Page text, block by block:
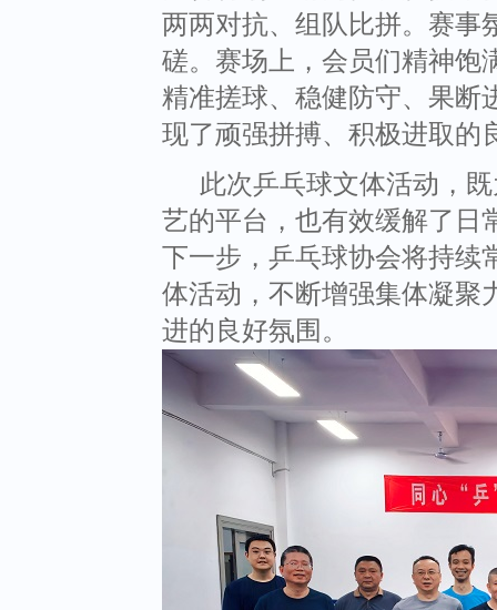
两两对抗、组队比拼。赛事
磋。赛场上，会员们精神饱
精准搓球、稳健防守、果断
现了顽强拼搏、积极进取的
此次乒乓球文体活动，
艺的平台，也有效缓解了日
下一步，乒乓球协会将持续
体活动，不断增强集体凝聚
进的良好氛围。